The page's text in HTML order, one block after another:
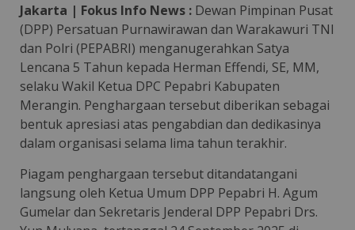
Jakarta | Fokus Info News : Dewan Pimpinan Pusat
(DPP) Persatuan Purnawirawan dan Warakawuri TNI
dan Polri (PEPABRI) menganugerahkan Satya
Lencana 5 Tahun kepada Herman Effendi, SE, MM,
selaku Wakil Ketua DPC Pepabri Kabupaten
Merangin. Penghargaan tersebut diberikan sebagai
bentuk apresiasi atas pengabdian dan dedikasinya
dalam organisasi selama lima tahun terakhir.
Piagam penghargaan tersebut ditandatangani
langsung oleh Ketua Umum DPP Pepabri H. Agum
Gumelar dan Sekretaris Jenderal DPP Pepabri Drs.